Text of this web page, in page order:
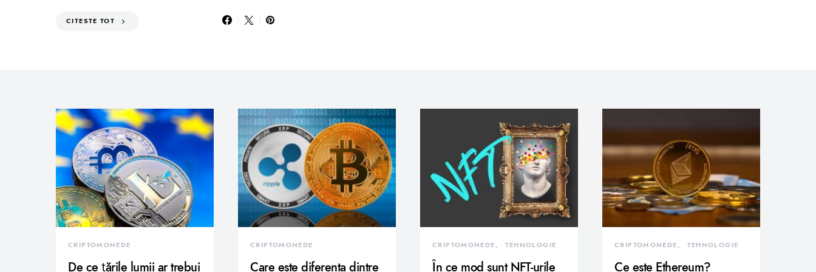
CITESTE TOT
CRIPTOMONEDE
De ce țările lumii ar trebui
CRIPTOMONEDE
Care este diferenta dintre
CRIPTOMONEDE TEHNOLOGIE
În ce mod sunt NFT-urile
CRIPTOMONEDE TEHNOLOGIE
Ce este Ethereum?